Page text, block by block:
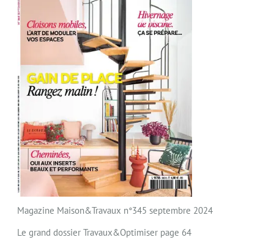
Magazine Maison&Travaux n°345 septembre 2024
Le grand dossier Travaux&Optimiser page 64